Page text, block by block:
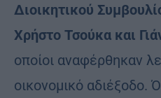
Διοικητικού
Χρήστο Τσούκα και
οποίοι αναφέρθηκαν
οικονομικό αδιέξοδο.